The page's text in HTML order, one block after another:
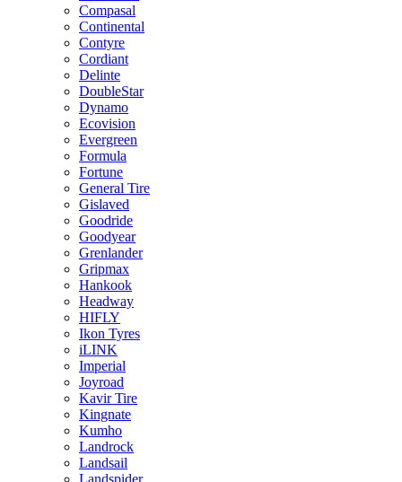
Compasal
Continental
Contyre
Cordiant
Delinte
DoubleStar
Dynamo
Ecovision
Evergreen
Formula
Fortune
General Tire
Gislaved
Goodride
Goodyear
Grenlander
Gripmax
Hankook
Headway
HIFLY
Ikon Tyres
iLINK
Imperial
Joyroad
Kavir Tire
Kingnate
Kumho
Landrock
Landsail
Landspider